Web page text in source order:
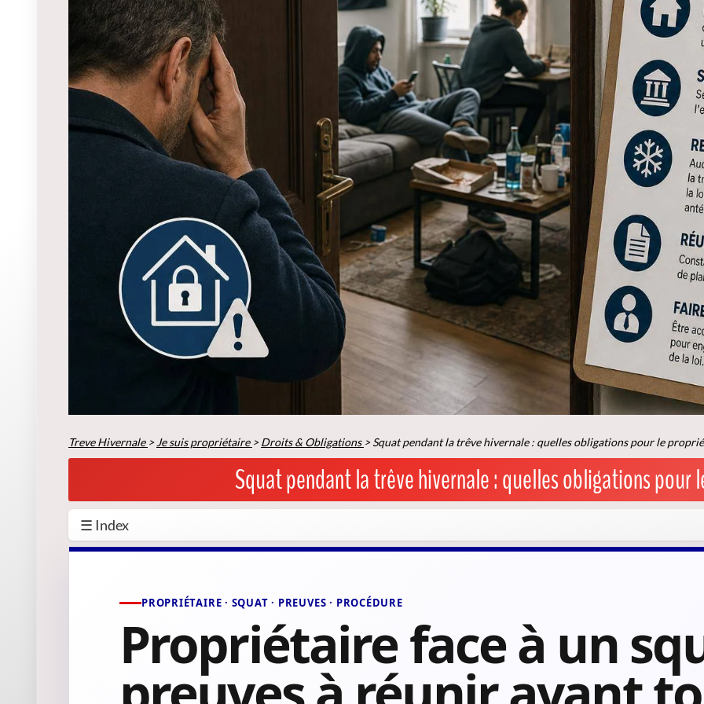
Treve Hivernale > Je suis propriétaire >Droits & Obligations >Squat pendant la trêve hivernale : quelles obligations pour le
Squat pendant la trêve hivernale : quelles obligations pour
☰ Index
PROPRIÉTAIRE · SQUAT · PREUVES · PROCÉDURE
Propriétaire face à un